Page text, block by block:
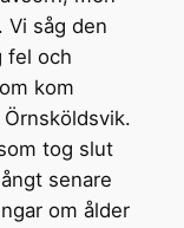
Vi såg den
fel och
kom
tog slut
senare
om ålder